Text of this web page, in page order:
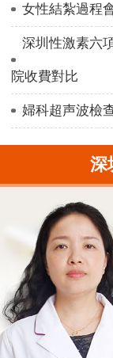
女性結紮過程
深圳性激素六
院收費對比
婦科超声波檢
深